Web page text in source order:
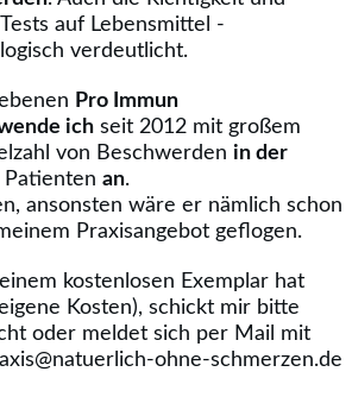
auf Lebensmittel -
verdeutlicht.
Pro Immun
ich seit 2012 mit großem
von Beschwerden in der
an.
ansonsten wäre er nämlich schon
Praxisangebot geflogen.
kostenlosen Exemplar hat
Kosten), schickt mir bitte
oder meldet sich per Mail mit
ohne-schmerzen.de